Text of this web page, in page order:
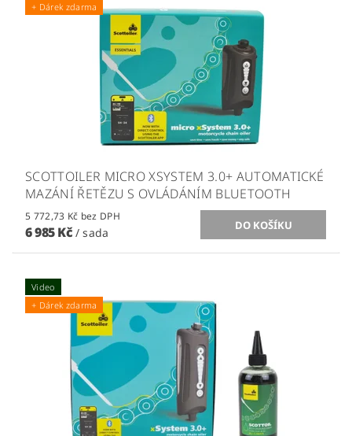
+ Dárek zdarma
SCOTTOILER MICRO XSYSTEM 3.0+ AUTOMATICKÉ
MAZÁNÍ ŘETĚZU S OVLÁDÁNÍM BLUETOOTH
5 772,73 Kč bez DPH
6 985 Kč / sada
Video
+ Dárek zdarma